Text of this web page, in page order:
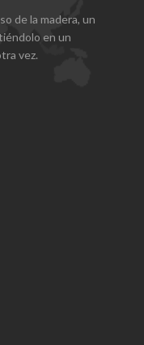
de la madera, un
en un
vez.